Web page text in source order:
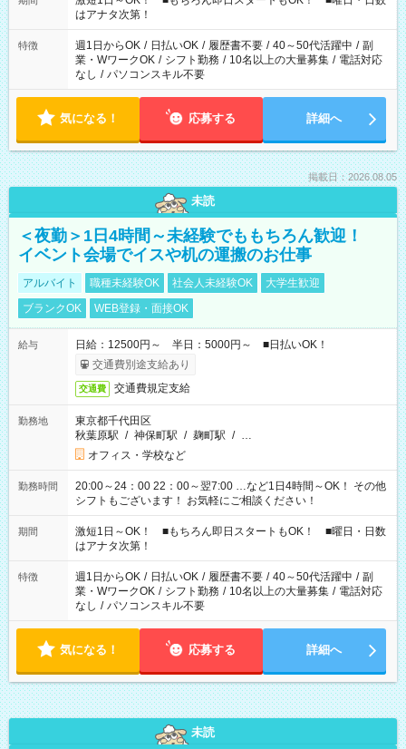
はアナタ次第！
特徴 週1日からOK / 日払いOK / 履歴書不要 / 40～50代活躍中 / 副
業・WワークOK / シフト勤務 / 10名以上の大量募集 / 電話対応
なし / パソコンスキル不要
気になる！ 応募する 詳細へ
掲載日：2026.08.05
未読
＜夜勤＞1日4時間～未経験でももちろん歓迎！
イベント会場でイスや机の運搬のお仕事
アルバイト 職種未経験OK 社会人未経験OK
大学生歓迎
ブランクOK
WEB登録・面接OK
給与
日給：12500円～ 半日：5000円～ ■日払いOK！
交通費別途支給あり
交通費 交通費規定支給
勤務地
東京都千代田区
秋葉原駅 / 神保町駅 / 麹町駅 / …
オフィス・学校など
勤務時間
20:00～24：00 22：00～翌7:00 …など1日4時間～OK！ その他
シフトもございます！ お気軽にご相談ください！
期間
激短1日～OK！ ■もちろん即日スタートもOK！ ■曜日・日数
はアナタ次第！
特徴 週1日からOK / 日払いOK / 履歴書不要 / 40～50代活躍中 / 副
業・WワークOK / シフト勤務 / 10名以上の大量募集 / 電話対応
なし / パソコンスキル不要
気になる！ 応募する 詳細へ
未読